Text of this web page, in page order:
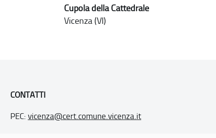
Cupola della Cattedrale
Vicenza (VI)
CONTATTI
PEC: vicenza@cert.comune.vicenza.it